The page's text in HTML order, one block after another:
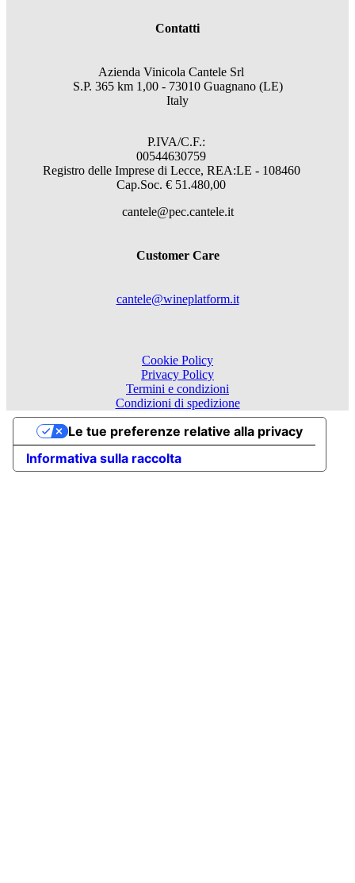
Contatti
Azienda Vinicola Cantele Srl
S.P. 365 km 1,00 - 73010 Guagnano (LE)
Italy
P.IVA/C.F.:
00544630759
Registro delle Imprese di Lecce, REA:LE - 108460
Cap.Soc. € 51.480,00
cantele@pec.cantele.it
Customer Care
cantele@wineplatform.it
Cookie Policy
Privacy Policy
Termini e condizioni
Condizioni di spedizione
Informativa sulla raccolta
Le tue preferenze relative alla privacy